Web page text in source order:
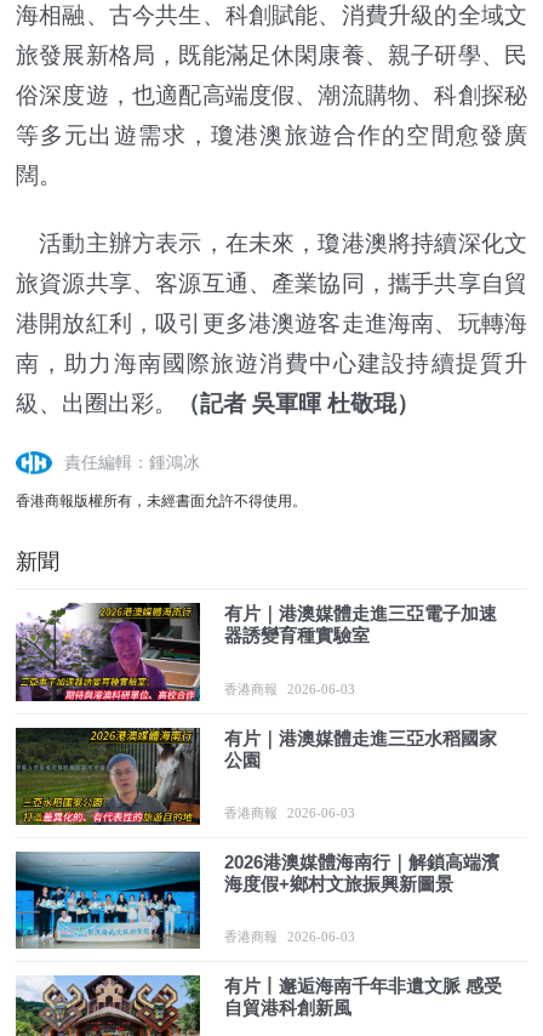
海相融、古今共生、科創賦能、消費升級的全域文
旅發展新格局，既能滿足休閑康養、親子研學、民
俗深度遊，也適配高端度假、潮流購物、科創探秘
等多元出遊需求，瓊港澳旅遊合作的空間愈發廣
闊。
活動主辦方表示，在未來，瓊港澳將持續深化文
旅資源共享、客源互通、產業協同，攜手共享自貿
港開放紅利，吸引更多港澳遊客走進海南、玩轉海
南，助力海南國際旅遊消費中心建設持續提質升
級、出圈出彩。
（記者 吳軍暉 杜敬琨）
責任編輯：鍾鴻冰
香港商報版權所有，未經書面允許不得使用。
新聞
有片｜港澳媒體走進三亞電子加速
器誘變育種實驗室
香港商報 2026-06-03
有片｜港澳媒體走進三亞水稻國家
公園
香港商報 2026-06-03
2026港澳媒體海南行｜解鎖高端濱
海度假+鄉村文旅振興新圖景
香港商報 2026-06-03
有片丨邂逅海南千年非遺文脈 感受
自貿港科創新風